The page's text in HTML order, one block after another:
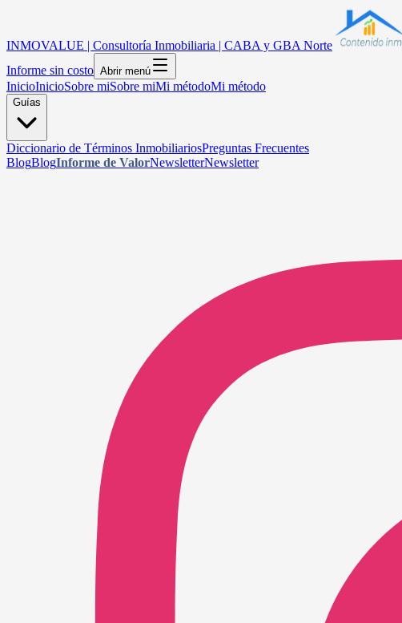
INMOVALUE | Consultoría Inmobiliaria | CABA y GBA Norte
Informe sin costo Abrir menú
InicioInicioSobre miSobre miMi métodoMi método
Guías
Diccionario de Términos InmobiliariosPreguntas Frecuentes
BlogBlogInforme de ValorNewsletterNewsletter